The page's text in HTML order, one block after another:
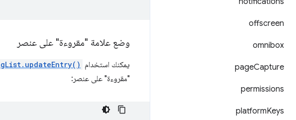
offscreen
omnibox
pageCapture
permissions
platformKeys
وضع علامة "مقروءة" على عنصر
يمكنك استخدام
"مقروءة" على عنصر: